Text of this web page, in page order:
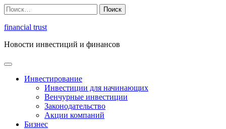
Перейти
к
содержимому
Найти:
financial trust
Новости инвестиций и финансов
Инвестирование
Инвестиции для начинающих
Венчурные инвестиции
Законодательство
Акции компаний
Бизнес